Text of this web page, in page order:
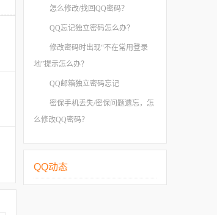
怎么修改/找回QQ密码？
QQ忘记独立密码怎么办？
修改密码时出现“不在常用登录
地”提示怎么办？
QQ邮箱独立密码忘记
密保手机丢失/密保问题遗忘，怎
么修改QQ密码？
QQ动态